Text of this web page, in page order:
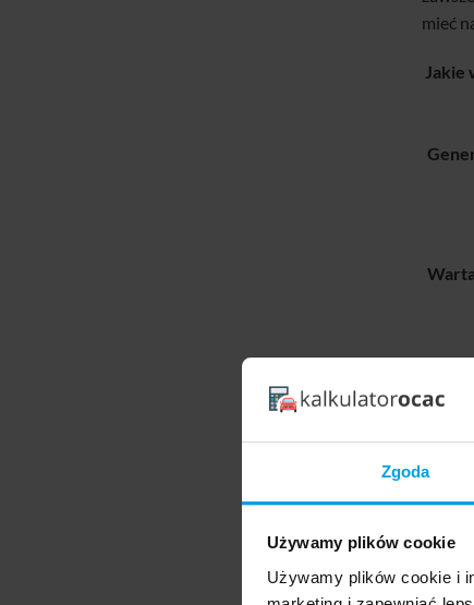
Zgoda
Używamy plików cookie
Używamy plików cookie i
mieć
Jakie
W